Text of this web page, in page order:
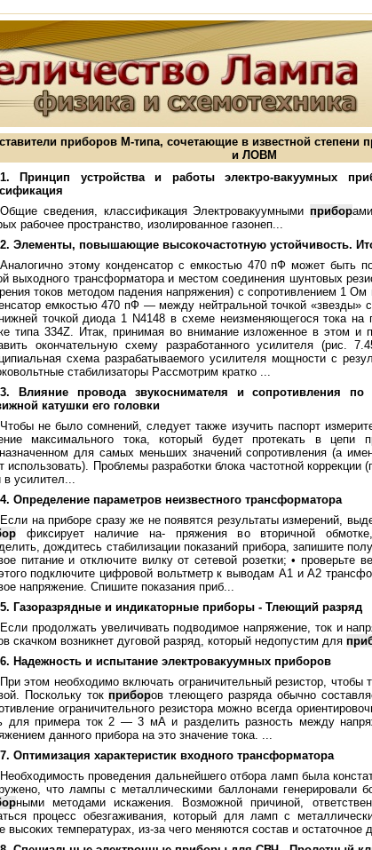
приборов М-типа, сочетающие в известной степени
и ЛОВМ
1. Принцип устройства и работы электро-вакуумных
Общие сведения, классификация Электровакуумными прибор
рабочее пространство, изолированное газонеп...
2. Элементы, повышающие высокочастотную устойчивость.
Аналогично этому конденсатор с емкостью 470 пФ может быть
выходного трансформатора и местом соединения шунтовых
токов методом падения напряжения) с сопротивлением 1
емкостью 470 пФ — между нейтральной точкой «звезды»
точкой диода 1 N4148 в схеме неизменяющегося тока на
типа 334Z. Итак, принимая во внимание изложенное в этом
окончательную схему разработанного усилителя (рис.
схема разрабатываемого усилителя мощности с
стабилизаторы Рассмотрим кратко ...
3. Влияние провода звукоснимателя и сопротивления по
катушки его головки
Чтобы не было сомнений, следует также изучить паспорт
максимального тока, который будет протекать в цепи
для самых меньших значений сопротивления (а
использовать). Проблемы разработки блока частотной коррекции
в усилител...
4. Определение параметров неизвестного трансформатора
Если на приборе сразу же не появятся результаты измерений,
фиксирует наличие на- пряжения во вторичной
дождитесь стабилизации показаний прибора, запишите
питание и отключите вилку от сетевой розетки; • проверьте
подключите цифровой вольтметр к выводам А1 и А2
напряжение. Спишите показания приб...
5. Газоразрядные и индикаторные приборы - Тлеющий разряд
Если продолжать увеличивать подводимое напряжение, ток и
скачком возникнет дуговой разряд, который недопустим для
6. Надежность и испытание электровакуумных приборов
При этом необходимо включать ограничительный резистор,
Поскольку ток приборов тлеющего разряда обычно
ограничительного резистора можно всегда
для примера ток 2 — 3 мА и разделить разность между
данного прибора на это значение тока. ...
7. Оптимизация характеристик входного трансформатора
Необходимость проведения дальнейшего отбора ламп была
что лампы с металлическими баллонами генерировали
ными методами искажения. Возможной причиной,
процесс обезгаживания, который для ламп с
высоких температурах, из-за чего меняются состав и остаточное